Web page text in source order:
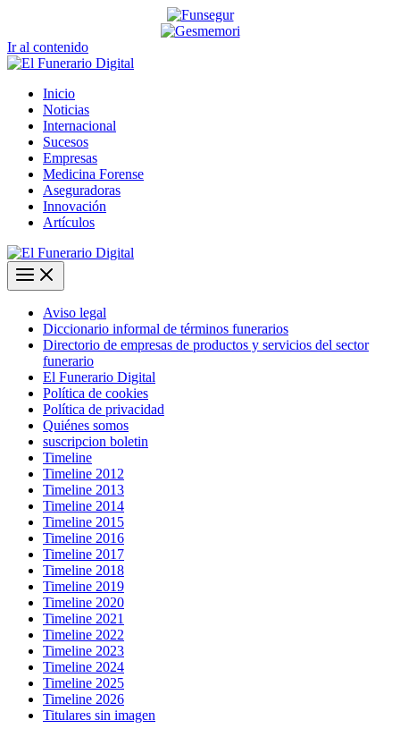
Ir al contenido
Inicio
Noticias
Internacional
Sucesos
Empresas
Medicina Forense
Aseguradoras
Innovación
Artículos
Aviso legal
Diccionario informal de términos funerarios
Directorio de empresas de productos y servicios del sector
funerario
El Funerario Digital
Política de cookies
Política de privacidad
Quiénes somos
suscripcion boletin
Timeline
Timeline 2012
Timeline 2013
Timeline 2014
Timeline 2015
Timeline 2016
Timeline 2017
Timeline 2018
Timeline 2019
Timeline 2020
Timeline 2021
Timeline 2022
Timeline 2023
Timeline 2024
Timeline 2025
Timeline 2026
Titulares sin imagen